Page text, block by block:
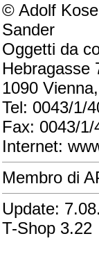
© Adolf
Sander
Oggetti da
Hebragasse
1090
Tel: 0043/1/
Fax: 0043/
Internet:
Membro di
Update:
T-Shop 3.22